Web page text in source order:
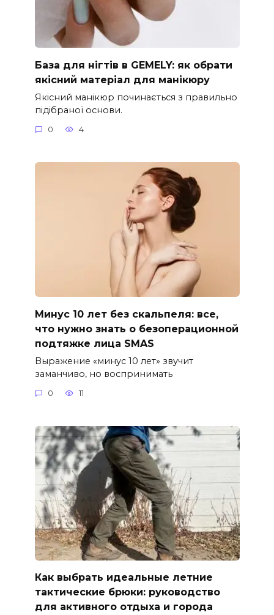
База для нігтів в GEMELY: як обрати
якісний матеріал для манікюру
Якісний манікюр починається з правильно
підібраної основи.
0 4
Минус 10 лет без скальпеля: все,
что нужно знать о безоперационной
подтяжке лица SMAS
Выражение «минус 10 лет» звучит
заманчиво, но воспринимать
0 11
Как выбрать идеальные летние
тактические брюки: руководство
для активного отдыха и города